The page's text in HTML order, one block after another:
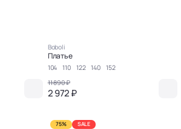
Boboli
Платье
104 110 122 140
152
11 890 ₽
2 972 ₽
75% SALE